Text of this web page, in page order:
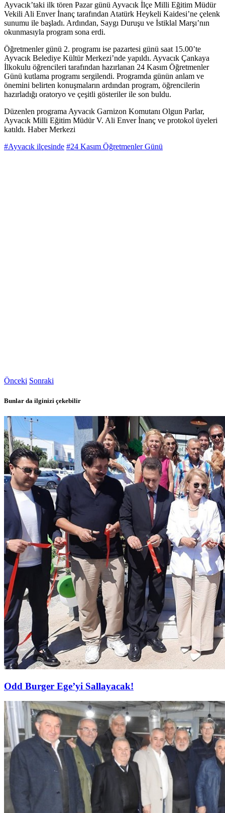
Ayvacık’taki ilk tören Pazar günü Ayvacık İlçe Milli Eğitim Müdür
Vekili Ali Enver İnanç tarafından Atatürk Heykeli Kaidesi’ne çelenk
sunumu ile başladı. Ardından, Saygı Duruşu ve İstiklal Marşı’nın
okunmasıyla program sona erdi.
Öğretmenler günü 2. programı ise pazartesi günü saat 15.00’te
Ayvacık Belediye Kültür Merkezi’nde yapıldı. Ayvacık Çankaya
İlkokulu öğrencileri tarafından hazırlanan 24 Kasım Öğretmenler
Günü kutlama programı sergilendi. Programda günün anlam ve
önemini belirten konuşmaların ardından program, öğrencilerin
hazırladığı oratoryo ve çeşitli gösteriler ile son buldu.
Düzenlen programa Ayvacık Garnizon Komutanı Olgun Parlar,
Ayvacık Milli Eğitim Müdür V. Ali Enver İnanç ve protokol üyeleri
katıldı. Haber Merkezi
#Ayvacık ilçesinde #24 Kasım Öğretmenler Günü
Önceki Sonraki
Bunlar da ilginizi çekebilir
Odd Burger Ege’yi Sallayacak!